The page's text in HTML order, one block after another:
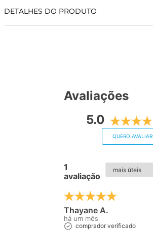
DETALHES DO PRODUTO
Avaliações
5.0
QUERO AVALIAR
1
avaliação
Thayane A.
há um mês
comprador verificado